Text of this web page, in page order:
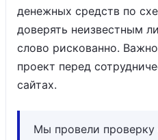
денежных средств по
доверять неизвестным
слово рискованно.
проект перед
сайтах.
Мы провели